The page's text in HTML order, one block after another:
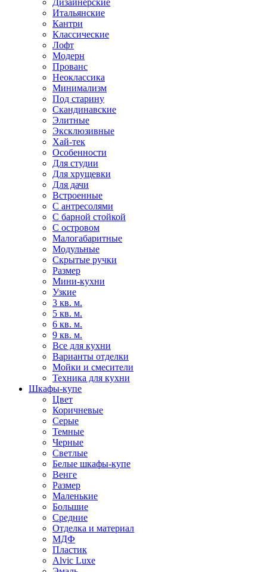
Дизайнерские
Итальянские
Кантри
Классические
Лофт
Модерн
Прованс
Неоклассика
Минимализм
Под старину
Скандинавские
Элитные
Эксклюзивные
Хай-тек
Особенности
Для студии
Для хрущевки
Для дачи
Встроенные
С антресолями
С барной стойкой
С островом
Малогабаритные
Модульные
Скрытые ручки
Размер
Мини-кухни
Узкие
3 кв. м.
5 кв. м.
6 кв. м.
9 кв. м.
Все для кухни
Варианты отделки
Мойки и смесители
Техника для кухни
Шкафы-купе
Цвет
Коричневые
Серые
Темные
Черные
Светлые
Белые шкафы-купе
Венге
Размер
Маленькие
Большие
Средние
Отделка и материал
МДФ
Пластик
Alvic Luxe